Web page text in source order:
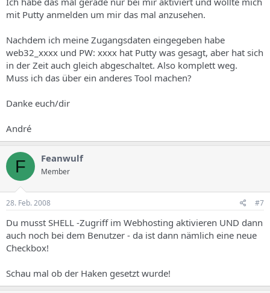
mit Putty anmelden um mir das mal anzusehen.
Nachdem ich meine Zugangsdaten eingegeben habe
web32_xxxx und PW: xxxx hat Putty was gesagt, aber hat sich
in der Zeit auch gleich abgeschaltet. Also komplett weg.
Muss ich das über ein anderes Tool machen?
Danke euch/dir
André
F Feanwulf
Member
28. Feb. 2008 #7
Du musst SHELL -Zugriff im Webhosting aktivieren UND dann
auch noch bei dem Benutzer - da ist dann nämlich eine neue
Checkbox!
Schau mal ob der Haken gesetzt wurde!